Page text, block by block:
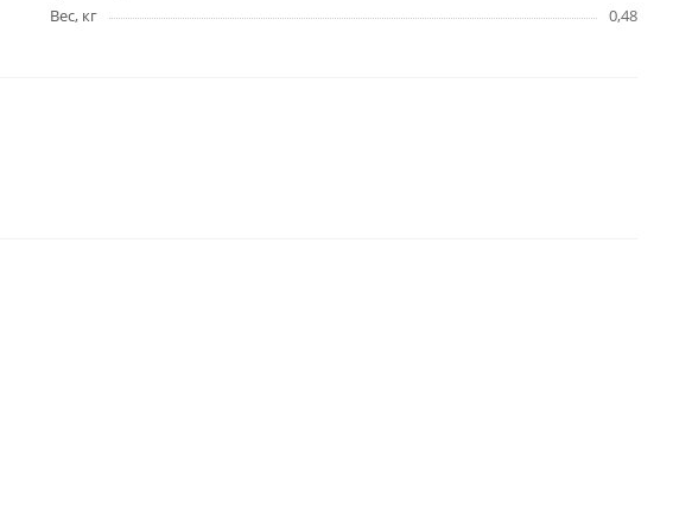
Вес, кг
0,48